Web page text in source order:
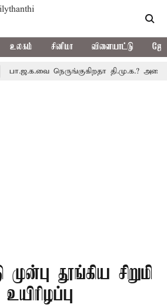
உலகம் சினிமா விளையாட்டு
நெருங்குகிறதா தி.மு.க.?
தூங்கிய சிறுமி